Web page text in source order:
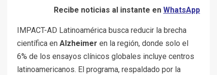
Recibe noticias al instante en WhatsApp
IMPACT-AD Latinoamérica busca reducir la brecha
científica en Alzheimer en la región, donde solo el
6% de los ensayos clínicos globales incluye centros
latinoamericanos. El programa, respaldado por la